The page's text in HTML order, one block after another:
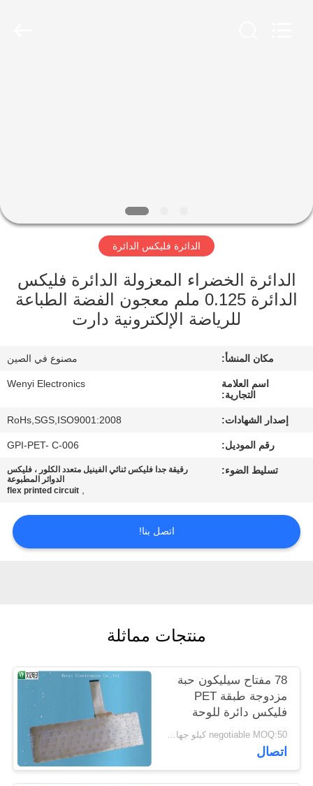
عنا
في
المعمل
مراقبة
اتصل
خريطة
الدائرة فليكس الدائرة
الدائرة الخضراء المعزولة الدائرة فليكس
الدائرة 0.125 ملم معجون الفضة الطباعة
للرياضة الإلكترونية دارت
مكان المنشأ: مصنوع في الصين
اسم العلامة
التجارية:
Wenyi Electronics
إصدار الشهادات: RoHs,SGS,ISO9001:2008
رقم الموديل: GPI-PET- C-006
تسليط الضوء:
رقيقة جدا فليكس ثنائي الفينيل متعدد الكلور ، فليكس
الدوائر المطبوعة
,
flex printed circuit
اتصل بنا!
منتجات مماثلة
78 مفتاح سيليكون حبة
مزدوجة طبقة PET
فليكس دائرة للوحة
مفاتيح الكمبيوتر
المحمول
negotiable MOQ:50 كيلو جهاز كمبيوتر شخصى / الكثير
اتصال